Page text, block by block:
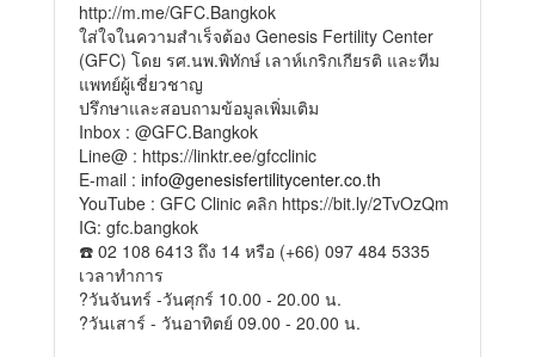
http://m.me/GFC.Bangkok
ใส่ใจในความสำเร็จต้อง Genesis Fertility Center
(GFC) โดย รศ.นพ.พิทักษ์ เลาห์เกริกเกียรติ และทีม
แพทย์ผู้เชี่ยวชาญ
ปรึกษาและสอบถามข้อมูลเพิ่มเติม
Inbox : @GFC.Bangkok
Line@ : https://linktr.ee/gfcclinic
E-mail : info@genesisfertilitycenter.co.th
YouTube : GFC Clinic คลิก https://bit.ly/2TvOzQm
IG: gfc.bangkok
☎️ 02 108 6413 ถึง 14 หรือ (+66) 097 484 5335
เวลาทำการ
?วันจันทร์ -วันศุกร์ 10.00 - 20.00 น.
?วันเสาร์ - วันอาทิตย์ 09.00 - 20.00 น.